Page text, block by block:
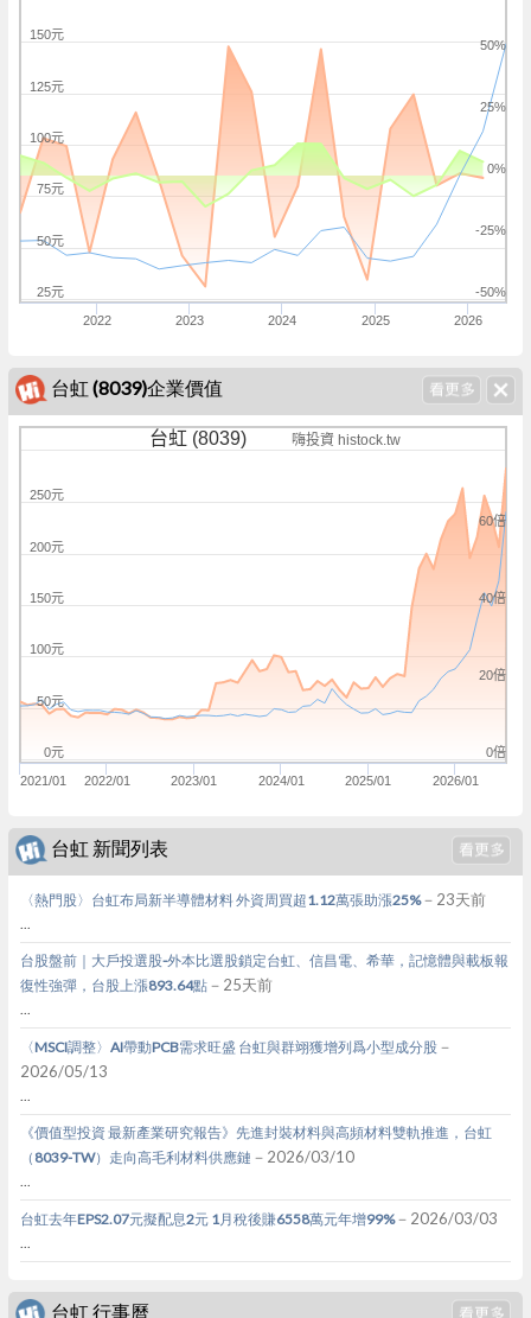
2022 2023 2024 2025 2026
-50%
-25%
0%
25%
50%
25元
50元
75元
100元
125元
150元
台虹 (8039)企業價值
台虹 (8039) 嗨投資 histock.tw
2021/01 2022/01 2023/01 2024/01 2025/01 2026/01
0倍
20倍
40倍
60倍
0元
50元
100元
150元
200元
250元
台虹 新聞列表
〈熱門股〉台虹布局新半導體材料 外資周買超1.12萬張助漲25%－23天前
...
台股盤前｜大戶投選股-外本比選股鎖定台虹、信昌電、希華，記憶體與載板報
復性強彈，台股上漲893.64點－25天前
...
〈MSCI調整〉AI帶動PCB需求旺盛 台虹與群翊獲增列爲小型成分股－
2026/05/13
...
《價值型投資 最新產業研究報告》先進封裝材料與高頻材料雙軌推進，台虹
（8039-TW）走向高毛利材料供應鏈 －2026/03/10
...
台虹去年EPS2.07元擬配息2元 1月稅後賺6558萬元年增99%－2026/03/03
...
台虹 行事曆